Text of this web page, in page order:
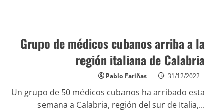
Grupo de médicos cubanos arriba a la
región italiana de Calabria
Pablo Fariñas 31/12/2022
Un grupo de 50 médicos cubanos ha arribado esta
semana a Calabria, región del sur de Italia,...